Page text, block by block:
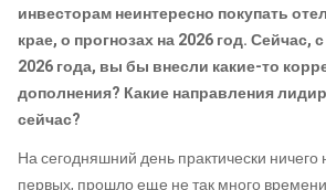
инвесторам неинтересно покупать
крае, о прогнозах на 2026 год. Сейчас,
2026 года, вы бы внесли какие-то
дополнения? Какие направления
сейчас?
На сегодняшний день практически